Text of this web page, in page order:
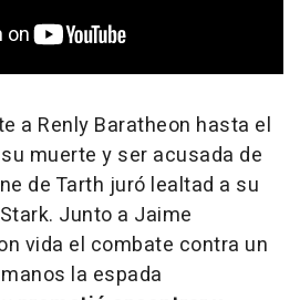
a Renly Baratheon hasta el
muerte y ser acusada de
de Tarth juró lealtad a su
Junto a Jaime
vida el combate contra un
la espada